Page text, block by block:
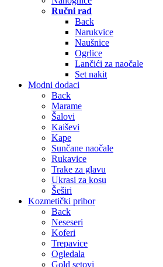
Ručni rad
Back
Narukvice
Naušnice
Ogrlice
Lančići za naočale
Set nakit
Modni dodaci
Back
Marame
Šalovi
Kaiševi
Kape
Sunčane naočale
Rukavice
Trake za glavu
Ukrasi za kosu
Šeširi
Kozmetički pribor
Back
Neseseri
Koferi
Trepavice
Ogledala
Gold setovi